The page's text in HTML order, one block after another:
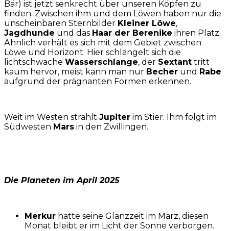
Bär) ist jetzt senkrecht über unseren Köpfen zu
finden. Zwischen ihm und dem Löwen haben nur die
unscheinbaren Sternbilder Kleiner Löwe,
Jagdhunde und das Haar der Berenike ihren Platz.
Ähnlich verhält es sich mit dem Gebiet zwischen
Löwe und Horizont: Hier schlängelt sich die
lichtschwache Wasserschlange, der Sextant tritt
kaum hervor, meist kann man nur Becher und Rabe
aufgrund der prägnanten Formen erkennen.
Weit im Westen strahlt Jupiter im Stier. Ihm folgt im
Südwesten Mars in den Zwillingen.
Die Planeten im April 2025
Merkur hatte seine Glanzzeit im März, diesen
Monat bleibt er im Licht der Sonne verborgen.